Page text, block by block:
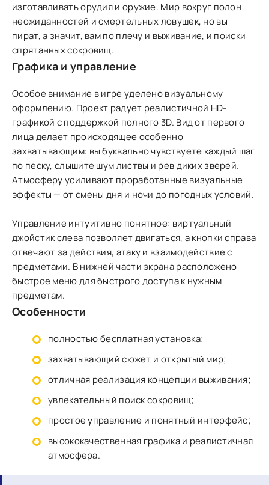
изготавливать орудия и оружие. Мир вокруг полон
неожиданностей и смертельных ловушек, но вы
пират, а значит, вам по плечу и выживание, и поиски
спрятанных сокровищ.
Графика и управление
Особое внимание в игре уделено визуальному
оформлению. Проект радует реалистичной HD-
графикой с поддержкой полного 3D. Вид от первого
лица делает происходящее особенно
захватывающим: вы буквально чувствуете каждый шаг
по песку, слышите шум листвы и рев диких зверей.
Атмосферу усиливают проработанные визуальные
эффекты — от смены дня и ночи до погодных условий.
Управление интуитивно понятное: виртуальный
джойстик слева позволяет двигаться, а кнопки справа
отвечают за действия, атаку и взаимодействие с
предметами. В нижней части экрана расположено
быстрое меню для быстрого доступа к нужным
предметам.
Особенности
полностью бесплатная установка;
захватывающий сюжет и открытый мир;
отличная реализация концепции выживания;
увлекательный поиск сокровищ;
простое управление и понятный интерфейс;
высококачественная графика и реалистичная
атмосфера.